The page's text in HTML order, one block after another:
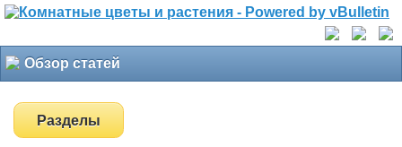
Обзор статей
Разделы